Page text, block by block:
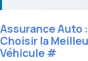
Assurance Auto
Choisir la
Véhicule#